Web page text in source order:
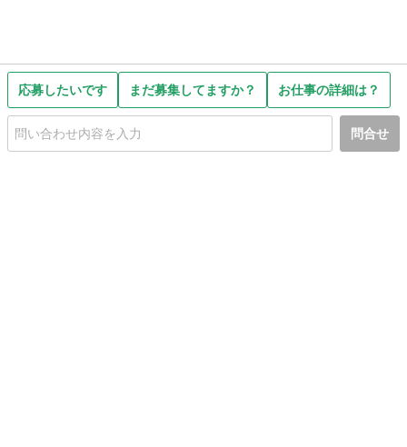
応募したいです まだ募集してますか？ お仕事の詳細は？
問合せ